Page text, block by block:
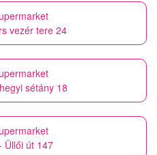
vezér tere 24
sétány 18
Üllői út 147